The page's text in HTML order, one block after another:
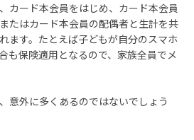
カード本会員をはじめ、カード本会員
たはカード本会員の配偶者と生計を共
ます。たとえば子どもが自分のスマホ
も保険適用となるので、家族全員でメ
意外に多くあるのではないでしょう